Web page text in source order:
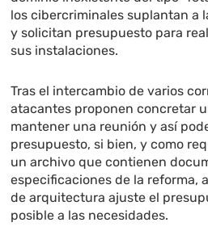
los cibercriminales suplantan a
y solicitan presupuesto para
sus instalaciones.
Tras el intercambio de varios
atacantes proponen concretar
mantener una reunión y así
presupuesto, si bien, y como
un archivo que contienen
especificaciones de la reforma,
de arquitectura ajuste el
posible a las necesidades.